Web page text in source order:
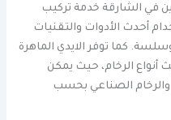
في الشارقة خدمة تركيب
أحدث الأدوات والتقنيات
كما توفر الايدي الماهرة
الرخام، حيث يمكن
والرخام الصناعي بحسب